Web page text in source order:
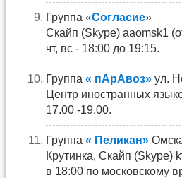
Группа «Согласие»
Скайп (Skype) aaomsk1
чт, вс - 18:00 до 19:15.
Группа « пАрАвоз» ул.
Центр иностранных
17.00 -19.00.
Группа « Пеликан»
Крутинка, Скайп (Skype)
в 18:00 по московскому